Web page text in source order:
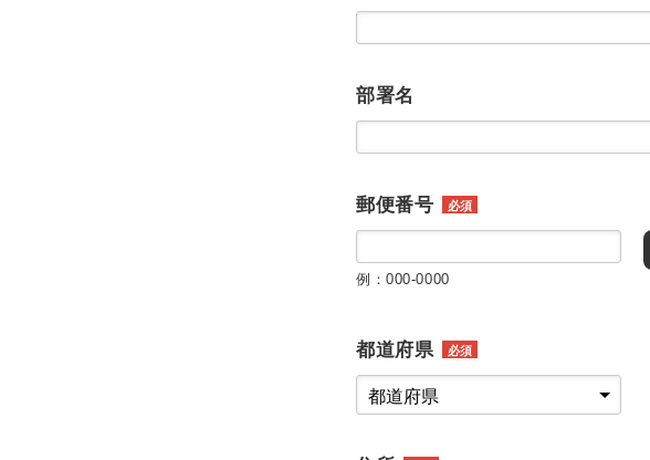
部署名
郵便番号 必須
例：000-0000
都道府県 必須